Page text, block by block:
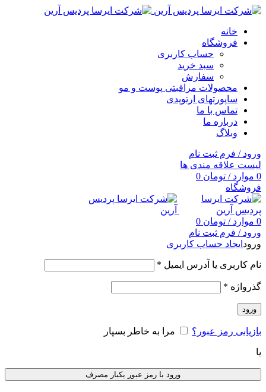
خانه
فروشگاه
حساب کاربری
سبد خرید
سفارش
محصولات مراقبتی پوست و مو
ساپورتهای ارتوپدی
تماس با ما
درباره ما
وبلاگ
ورود / فرم ثبت نام
لیست علاقه مندی ها
0 موارد / تومان
فروشگاه
0 موارد / تومان
ورود / فرم ثبت نام
ورود ایجاد حساب کاربری
نام کاربری یا آدرس ایمیل *
گذرواژه *
ورود
بازیابی رمز عبور؟ مرا به خاطر بسپار
یا
ورود با رمز عبور یکبار مصرف